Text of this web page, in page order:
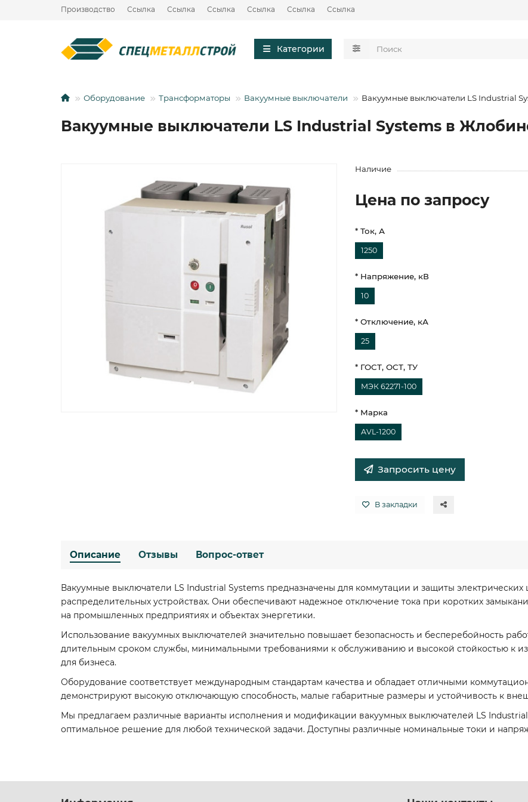
Производство Ссылка Ссылка Ссылка Ссылка Ссылка Ссылка
Категории
Оборудование Трансформаторы Вакуумные выключатели Вакуумные выключатели LS Industrial
Вакуумные выключатели LS Industrial Systems в
Наличие
Цена по запросу
* Ток, А
1250
* Напряжение, кВ
10
* Отключение, кА
25
* ГОСТ, ОСТ, ТУ
МЭК 62271-100
* Марка
AVL-1200
Запросить цену
В закладки
Описание Отзывы Вопрос-ответ
Вакуумные выключатели LS Industrial Systems предназначены для коммутации и защиты
распределительных устройствах. Они обеспечивают надежное отключение тока при коротких
на промышленных предприятиях и объектах энергетики.
Использование вакуумных выключателей значительно повышает безопасность и бесперебойность
длительным сроком службы, минимальными требованиями к обслуживанию и высокой стойкостью к
для бизнеса.
Оборудование соответствует международным стандартам качества и обладает отличными
демонстрируют высокую отключающую способность, малые габаритные размеры и устойчивость к
Мы предлагаем различные варианты исполнения и модификации вакуумных выключателей LS Industrial
оптимальное решение для любой технической задачи. Доступны различные номинальные токи и